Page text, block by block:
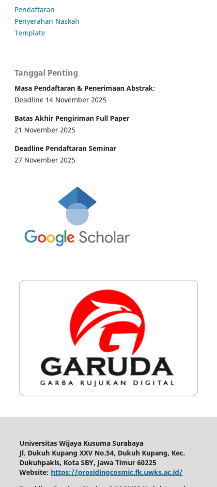
Pendaftaran
Penyerahan Naskah
Template
Tanggal Penting
Masa Pendaftaran & Penerimaan Abstrak:
Deadline 14 November 2025
Batas Akhir Pengiriman Full Paper
21 November 2025
Deadline Pendaftaran Seminar
27 November 2025
Universitas Wijaya Kusuma Surabaya
Jl. Dukuh Kupang XXV No.54, Dukuh Kupang, Kec.
Dukuhpakis, Kota SBY, Jawa Timur 60225
Website: https://prosidingcosmic.fk.uwks.ac.id/